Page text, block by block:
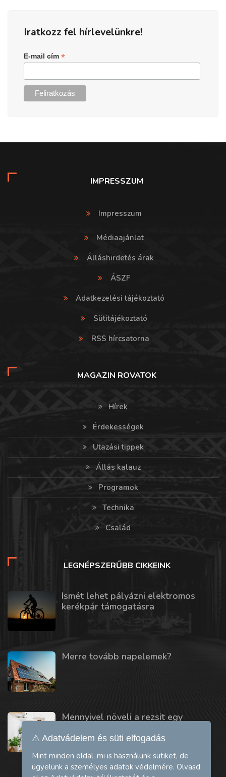
Iratkozz fel hírlevelünkre!
E-mail cím*
IMPRESSZUM
Impresszum
Médiaajánlat
Álláshirdetés árak
ÁSZF
Adatkezelési tájékoztató
Sütitájékoztató
RSS hírcsatorna
MAGAZIN ROVATOK
Hírek
Érdekességek
Utazási tippek
Állás kalauz
Programok
Technika
Család
LEGNÉPSZERŰBB CIKKEINK
Ismét lehet pályázni elektromos
kerékpár támogatásra
Merre tovább napelemek?
Mennyivel növeli a rezsit egy
⚠ Adatvádelem és süti elfogadás
Mint minden oldal, mi is használunk sütiket, de
ügyelünk a személyes adatok védelmére. Olvasd